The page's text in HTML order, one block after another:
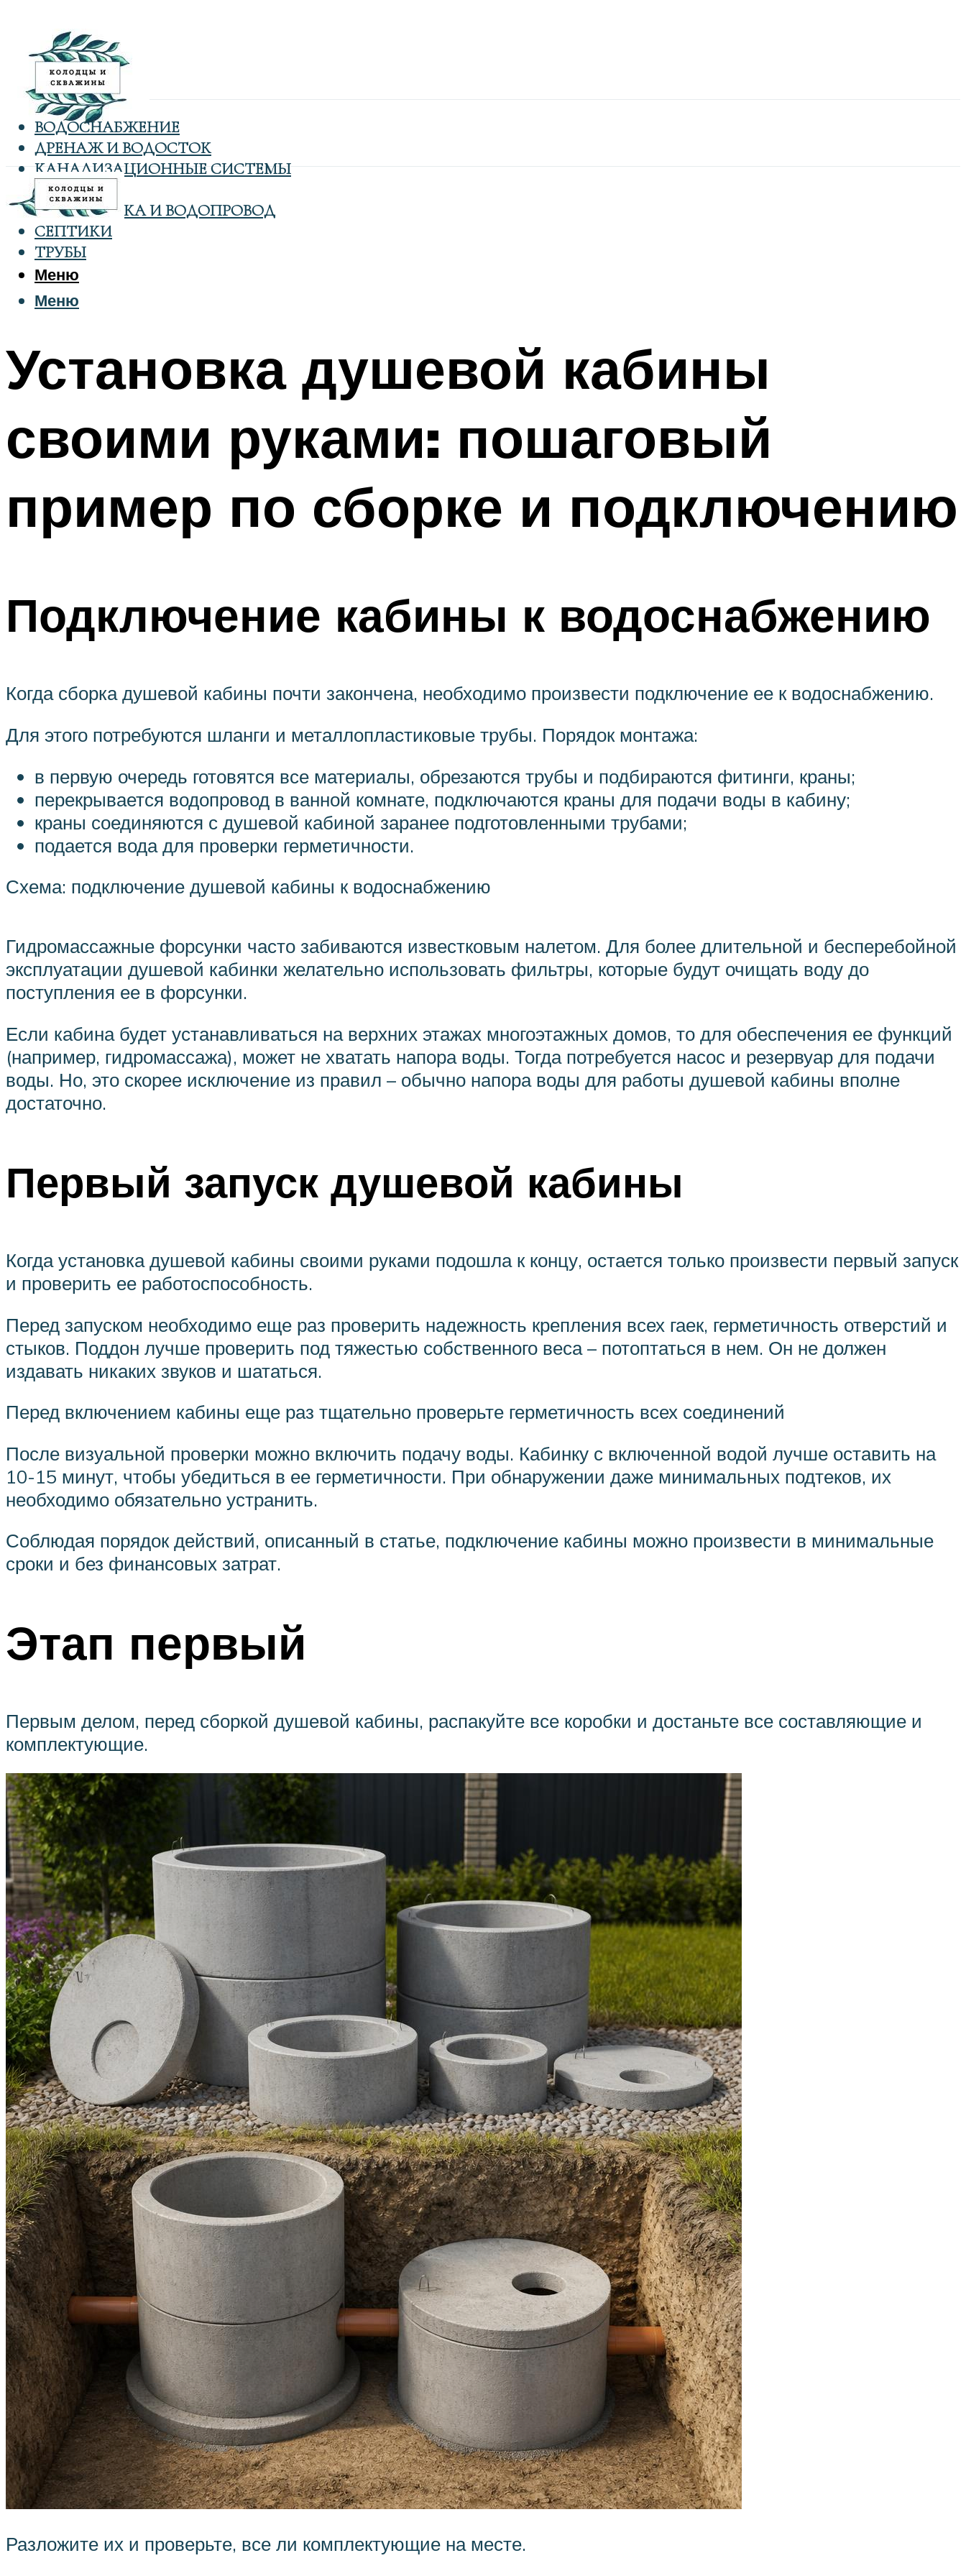
ВОДОСНАБЖЕНИЕ
ДРЕНАЖ И ВОДОСТОК
КАНАЛИЗАЦИОННЫЕ СИСТЕМЫ
КОЛОДЦЫ
САНТЕХНИКА И ВОДОПРОВОД
СЕПТИКИ
ТРУБЫ
Меню
Меню
Установка душевой кабины
своими руками: пошаговый
пример по сборке и подключению
Подключение кабины к водоснабжению
Когда сборка душевой кабины почти закончена, необходимо произвести подключение ее к водоснабжению.
Для этого потребуются шланги и металлопластиковые трубы. Порядок монтажа:
в первую очередь готовятся все материалы, обрезаются трубы и подбираются фитинги, краны;
перекрывается водопровод в ванной комнате, подключаются краны для подачи воды в кабину;
краны соединяются с душевой кабиной заранее подготовленными трубами;
подается вода для проверки герметичности.
Схема: подключение душевой кабины к водоснабжению
Гидромассажные форсунки часто забиваются известковым налетом. Для более длительной и бесперебойной
эксплуатации душевой кабинки желательно использовать фильтры, которые будут очищать воду до
поступления ее в форсунки.
Если кабина будет устанавливаться на верхних этажах многоэтажных домов, то для обеспечения ее функций
(например, гидромассажа), может не хватать напора воды. Тогда потребуется насос и резервуар для подачи
воды. Но, это скорее исключение из правил – обычно напора воды для работы душевой кабины вполне
достаточно.
Первый запуск душевой кабины
Когда установка душевой кабины своими руками подошла к концу, остается только произвести первый запуск
и проверить ее работоспособность.
Перед запуском необходимо еще раз проверить надежность крепления всех гаек, герметичность отверстий и
стыков. Поддон лучше проверить под тяжестью собственного веса – потоптаться в нем. Он не должен
издавать никаких звуков и шататься.
Перед включением кабины еще раз тщательно проверьте герметичность всех соединений
После визуальной проверки можно включить подачу воды. Кабинку с включенной водой лучше оставить на
10-15 минут, чтобы убедиться в ее герметичности. При обнаружении даже минимальных подтеков, их
необходимо обязательно устранить.
Соблюдая порядок действий, описанный в статье, подключение кабины можно произвести в минимальные
сроки и без финансовых затрат.
Этап первый
Первым делом, перед сборкой душевой кабины, распакуйте все коробки и достаньте все составляющие и
комплектующие.
Разложите их и проверьте, все ли комплектующие на месте.